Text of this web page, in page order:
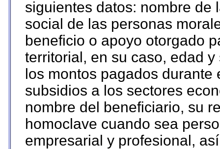
siguientes datos: nombre de
social de las personas
beneficio o apoyo otorgado
territorial, en su caso, edad
los montos pagados
subsidios a los sectores
nombre del beneficiario, su
homoclave cuando sea
empresarial y profesional,